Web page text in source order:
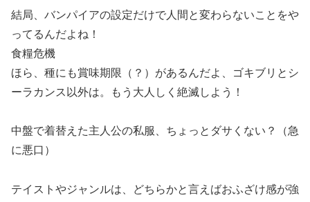
結局、バンパイアの設定だけで人間と変わらないことをや
ってるんだよね！
食糧危機
ほら、種にも賞味期限（？）があるんだよ、ゴキブリとシ
ーラカンス以外は。もう大人しく絶滅しよう！
中盤で着替えた主人公の私服、ちょっとダサくない？（急
に悪口）
テイストやジャンルは、どちらかと言えばおふざけ感が強